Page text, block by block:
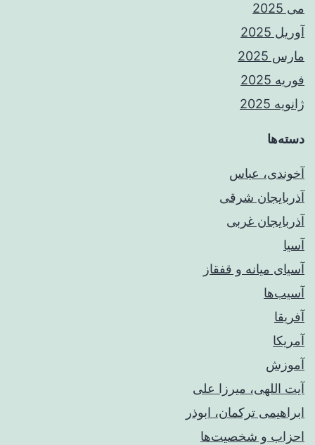
می 2025
آوریل 2025
مارس 2025
فوریه 2025
ژانویه 2025
دسته‌ها
آخوندی، عباس
آذربایجان شرقی
آذربایجان غربی
آسیا
آسیای میانه و قفقاز
آسیب‌ها
آفریقا
آمریکا
آموزش
آیت اللهی، میرزا علی
ابراهیمی ترکمان، ابوذر
احزاب و شخصیت‌ها